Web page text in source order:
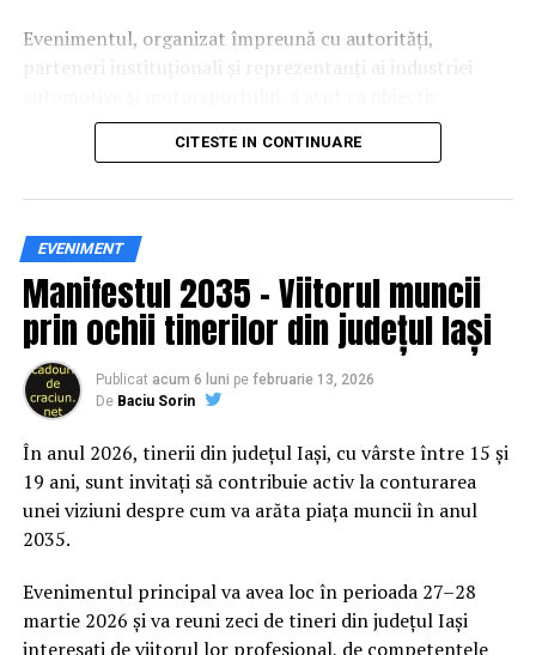
Evenimentul, organizat împreună cu autorități,
parteneri instituționali și reprezentanți ai industriei
principal transformarea prevenției într-o experiență
practică și accesibilă publicului larg.
Siguranța rutieră, adusă mai
aproape de comunitate
Datele privind accidentele rutiere din România continuă
să evidențieze necesitatea unor inițiative de educație și
prevenție. În 2025, peste 3.000 de persoane au fost
rănite grav în accidente rutiere, iar mai mult de 1.300 și-
au pierdut viața pe șoselele din țară.
În acest context, campania „Condu Prudent! Alege
Viața!” își propune să transforme informația teoretică
într-o experiență directă, prin simulări și demonstrații
care îi ajută pe participanți să înțeleagă concret
impactul deciziilor luate în trafic.
CITESTE IN CONTINUARE
EVENIMENT
Manifestul 2035 – Viitorul muncii
prin ochii tinerilor din județul Iași
Publicat acum 6 luni pe februarie 13, 2026
De Baciu Sorin
În anul 2026, tinerii din județul Iași, cu vârste între 15 și
19 ani, sunt invitați să contribuie activ la conturarea
unei viziuni despre cum va arăta piața muncii în anul
2035.
Evenimentul principal va avea loc în perioada 27–28
martie 2026 și va reuni zeci de tineri din județul Iași
interesați de viitorul lor profesional, de competențele